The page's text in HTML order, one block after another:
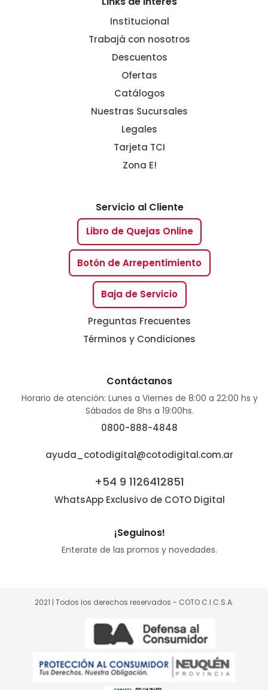
Institucional
Trabajá con nosotros
Descuentos
Ofertas
Catálogos
Nuestras Sucursales
Legales
Tarjeta TCI
Zona E!
Servicio al Cliente
Libro de Quejas Online
Botón de Arrepentimiento
Baja de Servicio
Preguntas Frecuentes
Términos y Condiciones
Contáctanos
Horario de atención: Lunes a Viernes de 8:00 a 22:00 hs y
Sábados de 8hs a 19:00hs.
0800-888-4848
ayuda_cotodigital@cotodigital.com.ar
+54 9 1126412851
WhatsApp Exclusivo de COTO Digital
¡Seguinos!
Enterate de las promos y novedades.
2021 | Todos los derechos reservados - COTO C.I.C.S.A.